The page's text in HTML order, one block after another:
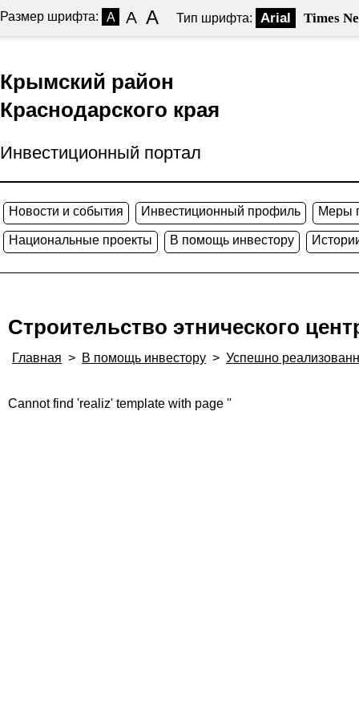
Размер шрифта: A A A Тип шрифта: Arial Times
Крымский район
Краснодарского края
Инвестиционный портал
Новости и события Инвестиционный профиль Меры
Национальные проекты В помощь инвестору
Строительство этнического
Главная > В помощь инвестору > Успешно
Cannot find 'realiz' template with page ''